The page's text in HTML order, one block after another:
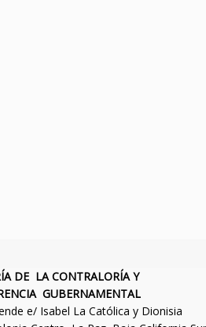
DE LA CONTRALORÍA Y
GUBERNAMENTAL
e/ Isabel La Católica y Dionisia